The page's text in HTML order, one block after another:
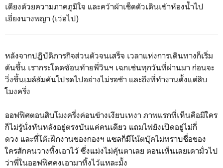
เตียงด้วยความภาคภูมิใจ และคว้าผ้าเช็ดตัวเดินเข้าห้องน้ำไป
เยี่ยงนางพญา (เว่อไป)
หลังจากปฏิบัติภารกิจส่วนตัวจนเสร็จ เวลาแห่งการเดินทางก็เริ่ม
ต้นขึ้น เรากระโดดซ้อนท้ายพี่วินฯ เฉกเช่นทุกวันที่ผ่านมา ก่อนจะ
วิ่งขึ้นเมล์ส้มคันโปรดไปอย่างไม่รอช้า และถึงที่ทำงานตั้งแต่สิบ
โมงครึ่ง
ออฟฟิศตอนสิบโมงครึ่งค่อนข้างเงียบเหงา ภาพแรกที่เห็นคือมีใคร
ก็ไม่รู้นั่งหันหลังอยู่ตรงบันแค่คนเดียว แถมไฟยังเปิดอยู่ไม่กี่
ดวง และที่โต๊ะฝึกงานของกองฯ แซลก็มีโน๊ตบุ๊คไม่ทราบชื่อของ
ใครสักคนวางทิ้งเอาไว้ ซึ่งแม่งไม่คุ้นตาเลย ตอนเห็นเลยเดามั่วไป
ว่าพี่ในออฟฟิศคงเอามาทิ้งไว้แหละมั้ง